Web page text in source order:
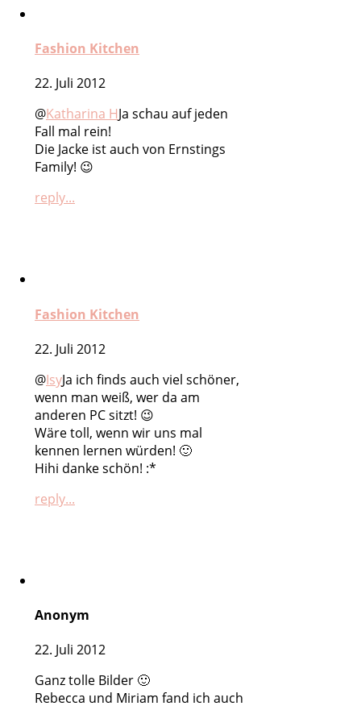
Fashion Kitchen
22. Juli 2012
@Katharina HJa schau auf jeden
Fall mal rein!
Die Jacke ist auch von Ernstings
Family! 😉
reply...
Fashion Kitchen
22. Juli 2012
@IsyJa ich finds auch viel schöner,
wenn man weiß, wer da am
anderen PC sitzt! 😉
Wäre toll, wenn wir uns mal
kennen lernen würden! 🙂
Hihi danke schön! :*
reply...
Anonym
22. Juli 2012
Ganz tolle Bilder 🙂
Rebecca und Miriam fand ich auch